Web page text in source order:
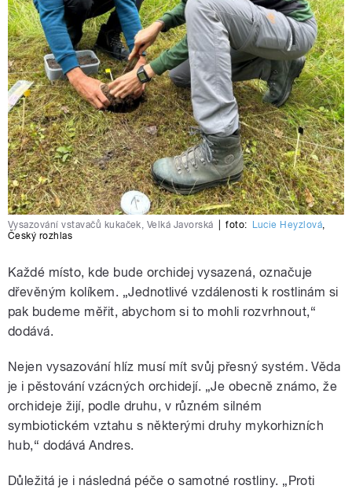
Vysazování vstavačů kukaček, Velká Javorská foto: Lucie Heyzlová
Český rozhlas
Každé místo, kde bude orchidej vysazená, označuje
dřevěným kolíkem. „Jednotlivé vzdálenosti k rostlinám si
pak budeme měřit, abychom si to mohli rozvrhnout,“
dodává.
Nejen vysazování hlíz musí mít svůj přesný systém. Věda
je i pěstování vzácných orchidejí. „Je obecně známo, že
orchideje žijí, podle druhu, v různém silném
symbiotickém vztahu s některými druhy mykorhizních
hub,“ dodává Andres.
Důležitá je i následná péče o samotné rostliny. „Proti